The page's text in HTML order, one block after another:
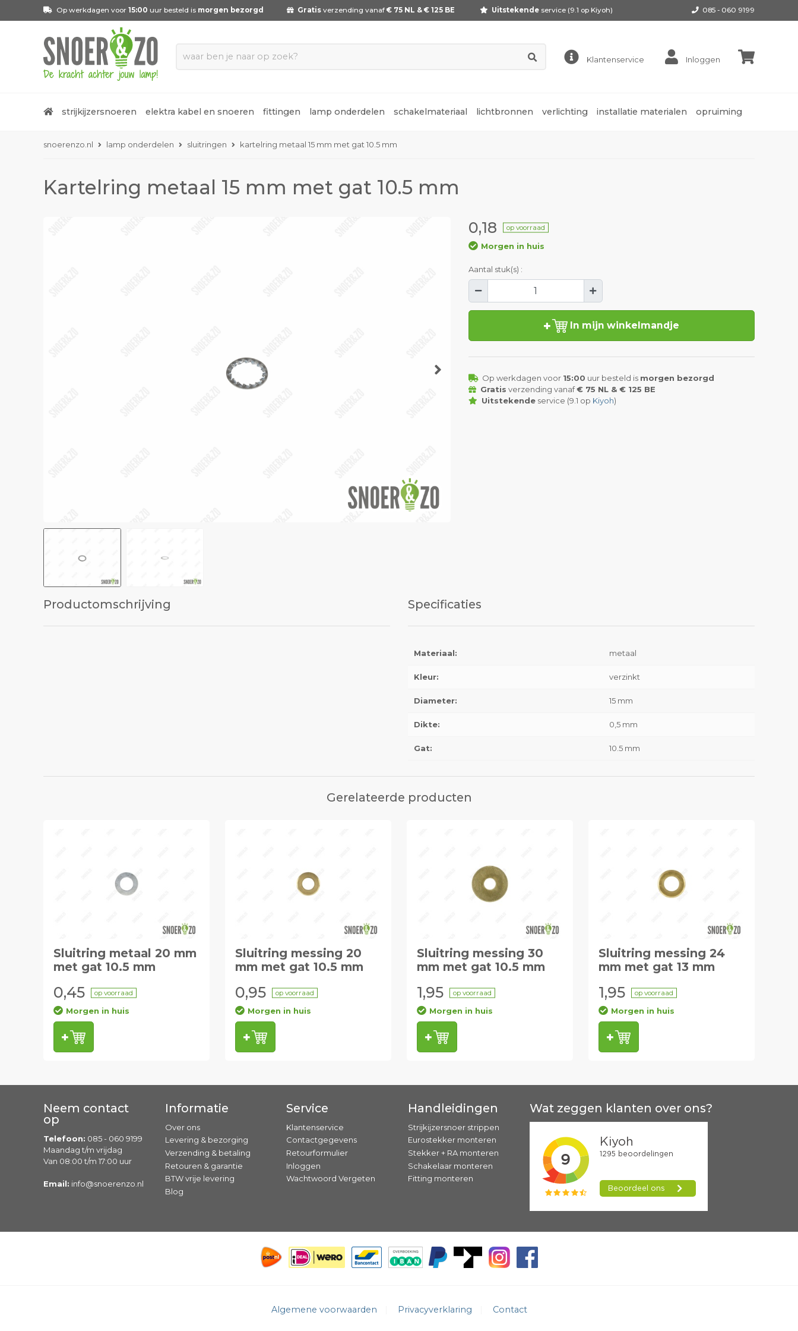
Op werkdagen voor 15:00 uur besteld is morgen bezorgd Gratis verzending vanaf € 75 NL & € 125 BE Uitstekendeservice (9.1 op Kiyoh) 085 - 060 9199
Klantenservice Inloggen
strijkijzersnoeren elektra kabel en snoeren fittingen lamp onderdelen schakelmateriaal lichtbronnen verlichting installatie materialen opruiming
snoerenzo.nl lamp onderdelen sluitringen kartelring metaal 15 mm met gat 10.5 mm
Kartelring metaal 15 mm met gat 10.5 mm
0,18 op voorraad
Morgen in huis
Aantal stuk(s) :
In mijn winkelmandje
Op werkdagen voor 15:00 uur besteld is morgen bezorgd
Gratis verzending vanaf€ 75 NL & € 125 BE
Uitstekendeservice (9.1 op Kiyoh)
Productomschrijving Specificaties
Materiaal: metaal
Kleur: verzinkt
Diameter: 15 mm
Dikte: 0,5 mm
Gat: 10.5 mm
Gerelateerde producten
Sluitring metaal 20 mm
met gat 10.5 mm
0,45 op voorraad
Morgen in huis
Sluitring messing 20
mm met gat 10.5 mm
0,95 op voorraad
Morgen in huis
Sluitring messing 30
mm met gat 10.5 mm
1,95 op voorraad
Morgen in huis
Sluitring messing 24
mm met gat 13 mm
1,95 op voorraad
Morgen in huis
Neem contact
op
Telefoon: 085 - 060 9199
Maandag t/m vrijdag
Van 08:00 t/m 17:00 uur
Email: info@snoerenzo.nl
Informatie
Over ons
Levering & bezorging
Verzending & betaling
Retouren & garantie
BTW vrije levering
Blog
Service
Klantenservice
Contactgegevens
Retourformulier
Inloggen
Wachtwoord Vergeten
Handleidingen
Strijkijzersnoer strippen
Eurostekker monteren
Stekker + RA monteren
Schakelaar monteren
Fitting monteren
Wat zeggen klanten over ons?
Algemene voorwaarden Privacyverklaring Contact